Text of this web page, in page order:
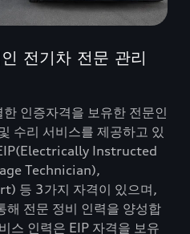
전기차 전문 관리
인증자격을 보유한 전문인
수리 서비스를 제공하고 있
Instructed
Technician),
등 3가지 자격이 있으며,
해 전문 정비 인력을 양성합
스 인력은 EIP 자격을 보유